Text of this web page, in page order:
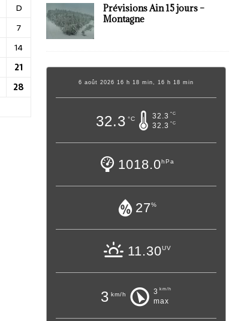
D
7
14
21
28
Prévisions Ain 15 jours –
Montagne
6 août 2026 16 h 18 min, 16 h 18 min
32.3 °C 32.3 °C
32.3 °C
1018.0hPa
27%
11.30UV
3 km/h 3 km/h
max